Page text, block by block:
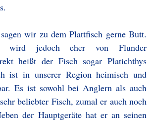
wir zu dem Plattfisch gerne Butt.
wird jedoch eher von Flunder
heißt der Fisch sogar Platichthys
ist in unserer Region heimisch und
Es ist sowohl bei Anglern als auch
beliebter Fisch, zumal er auch noch
der Hauptgeräte hat er an seinen